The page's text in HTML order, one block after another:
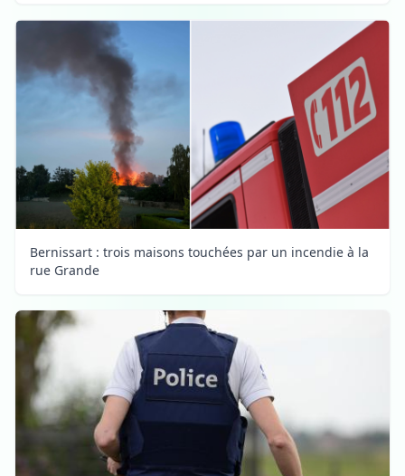
Bernissart : trois maisons touchées par un incendie à la
rue Grande